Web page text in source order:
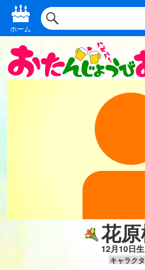
ホーム
花
12月10日
キャラク